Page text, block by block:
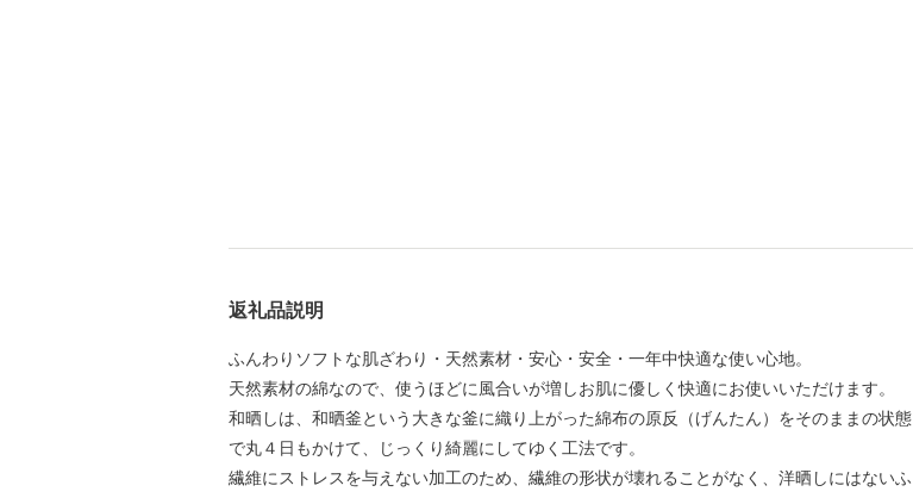
返礼品説明
ふんわりソフトな肌ざわり・天然素材・安心・安全・一年中快適な使い心地。
天然素材の綿なので、使うほどに風合いが増しお肌に優しく快適にお使いいただけます。
和晒しは、和晒釜という大きな釜に織り上がった綿布の原反（げんたん）をそのままの状態
で丸４日もかけて、じっくり綺麗にしてゆく工法です。
繊維にストレスを与えない加工のため、繊維の形状が壊れることがなく、洋晒しにはないふ